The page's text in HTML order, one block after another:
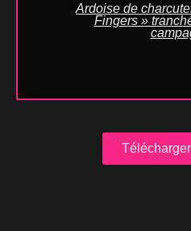
Ardoise de
Fingers »